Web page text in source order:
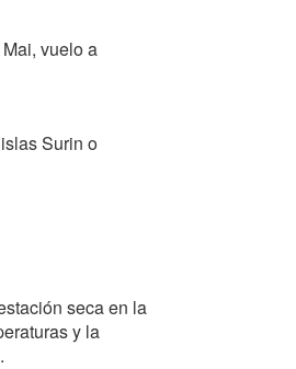
vuelo a
Surin o
seca en la
y la